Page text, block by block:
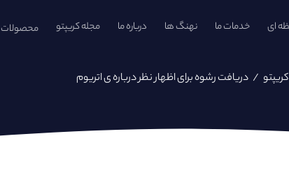
ای خدمات ما نهنگ ها درباره ما مجله کریپتو محصولات
/ دریافت رشوه برای اظهار نظر درباره ی اتریوم